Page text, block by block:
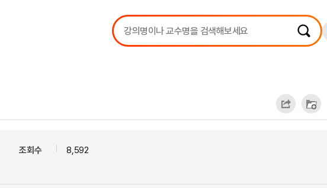
강의리스트
수강확인증강의
조회수 8,592